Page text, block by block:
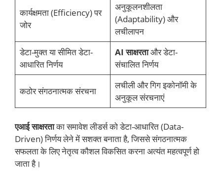
कार्यक्षमता (Efficiency) पर
जोर
अनुकूलनशीलता
(Adaptability) और
लचीलापन
डेटा-मुक्त या सीमित डेटा-
आधारित निर्णय
AI साक्षरताऔर डेटा-
संचालित निर्णय
कठोर संगठनात्मक संरचना
लचीली और गिग इकोनॉमी के
अनुकूल संरचनाएं
एआई साक्षरताका समावेश लीडर्स को डेटा-आधारित (Data-
Driven) निर्णय लेने में सशक्त बनाता है, जिससे संगठनात्मक
सफलता के लिए नेतृत्व कौशल विकसित करना अत्यंत महत्वपूर्ण हो
जाता है।